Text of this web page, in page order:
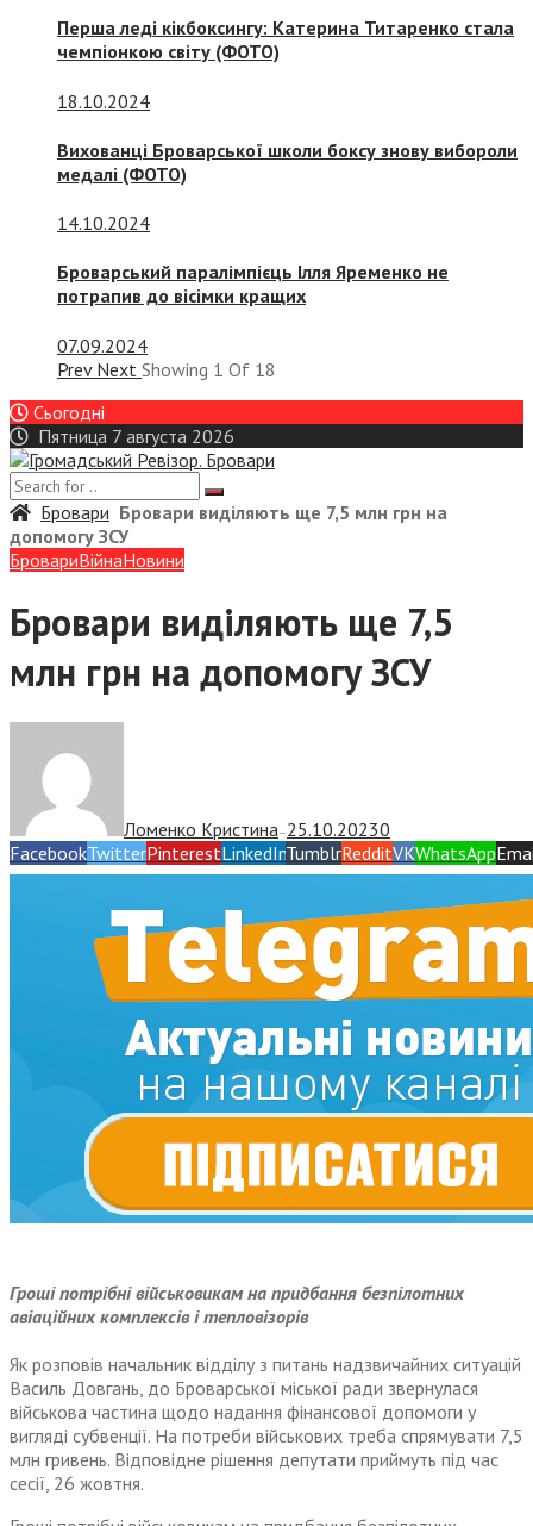
Перша леді кікбоксингу: Катерина Титаренко стала
чемпіонкою світу (ФОТО)
18.10.2024
Вихованці Броварської школи боксу знову вибороли
медалі (ФОТО)
14.10.2024
Броварський паралімпієць Ілля Яременко не
потрапив до вісімки кращих
07.09.2024
Prev Next Showing 1 Of 18
Сьогодні
Пятница 7 августа 2026
Бровари Бровари виділяють ще 7,5 млн грн на
допомогу ЗСУ
БровариВійнаНовини
Бровари виділяють ще 7,5
млн грн на допомогу ЗСУ
Ломенко Кристина— 25.10.20230
FacebookTwitterPinterestLinkedInTumblrRedditVKWhatsApp
Гроші потрібні військовикам на придбання безпілотних
авіаційних комплексів і тепловізорів
Як розповів начальник відділу з питань надзвичайних ситуацій
Василь Довгань, до Броварської міської ради звернулася
військова частина щодо надання фінансової допомоги у
вигляді субвенції. На потреби військових треба спрямувати 7,5
млн гривень. Відповідне рішення депутати приймуть під час
сесії, 26 жовтня.